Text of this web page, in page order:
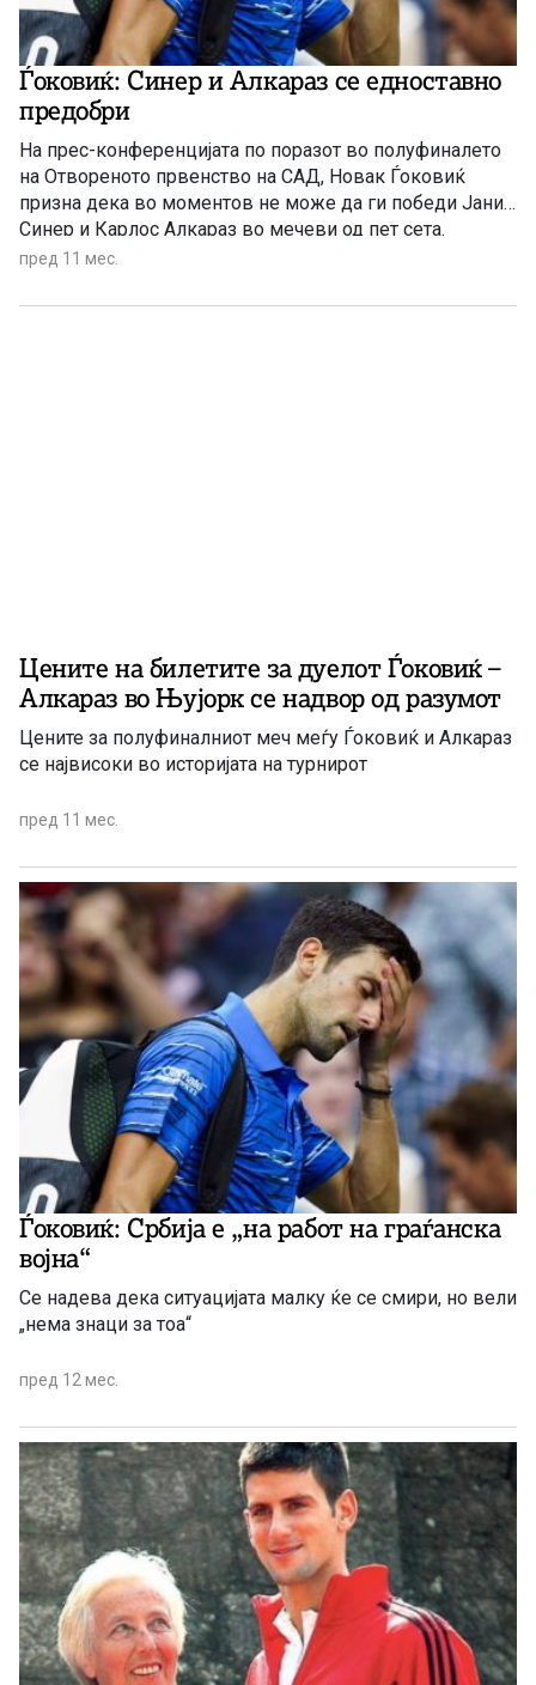
Ѓоковиќ: Синер и Алкараз се едноставно
предобри
На прес-конференцијата по поразот во полуфиналето
на Отвореното првенство на САД, Новак Ѓоковиќ
призна дека во моментов не може да ги победи Јаник
Синер и Карлос Алкараз во мечеви од пет сета.
пред 11 мес.
Цените на билетите за дуелот Ѓоковиќ –
Алкараз во Њујорк се надвор од разумот
Цените за полуфиналниот меч меѓу Ѓоковиќ и Алкараз
се највисоки во историјата на турнирот
пред 11 мес.
Ѓоковиќ: Србија е „на работ на граѓанска
војна“
Се надева дека ситуацијата малку ќе се смири, но вели
„нема знаци за тоа“
пред 12 мес.